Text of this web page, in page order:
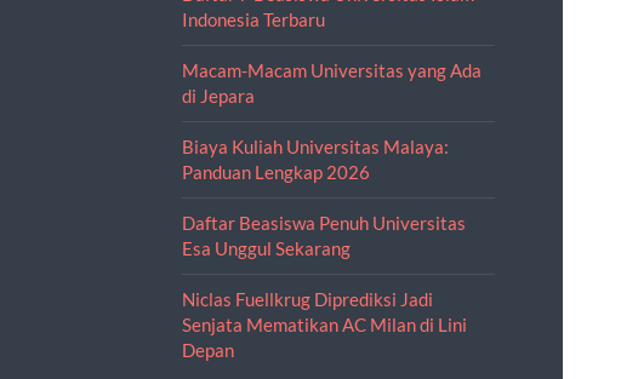
Indonesia Terbaru
Macam-Macam Universitas yang Ada
di Jepara
Biaya Kuliah Universitas Malaya:
Panduan Lengkap 2026
Daftar Beasiswa Penuh Universitas
Esa Unggul Sekarang
Niclas Fuellkrug Diprediksi Jadi
Senjata Mematikan AC Milan di Lini
Depan